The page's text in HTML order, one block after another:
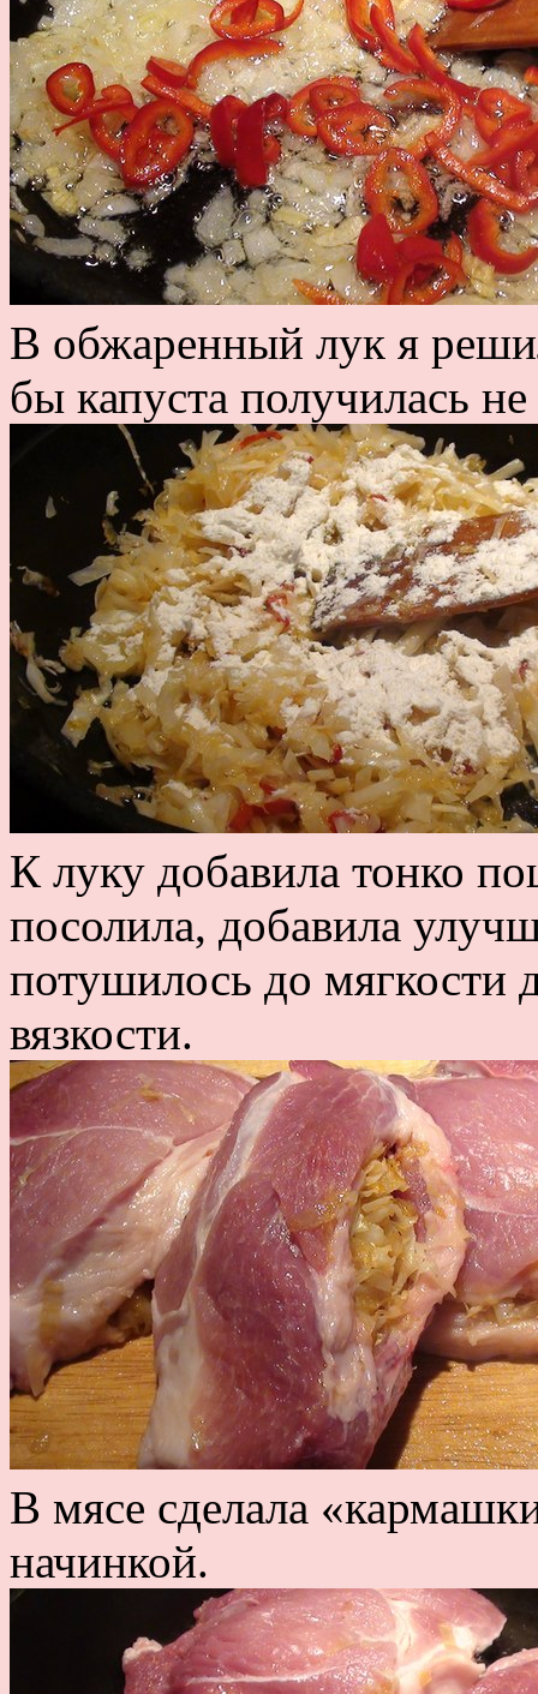
В обжаренный лук я
бы капуста получилась
К луку добавила тонко
посолила, добавила
потушилось до мягкости
вязкости.
В мясе сделала
начинкой.